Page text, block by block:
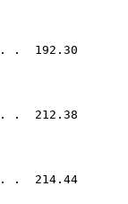
192.30
212.38
214.44